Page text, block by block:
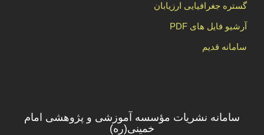
گستره جغرافیایی ارزیابان
آرشیو فایل های PDF
سامانه قدیم
سامانه نشریات مؤسسه آموزشی و پژوهشی امام
خمینی(ره)